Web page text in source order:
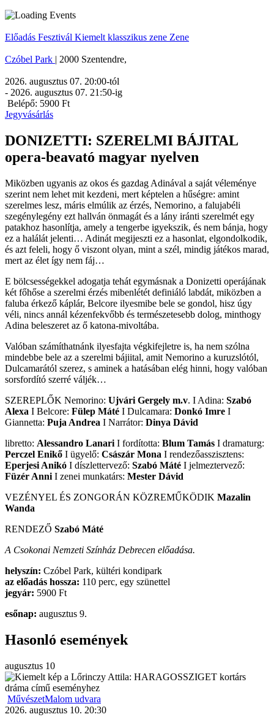
Előadás Fesztivál Kiemelt klasszikus zene Zene
Czóbel Park | 2000 Szentendre,
2026. augusztus 07. 20:00-tól
- 2026. augusztus 07. 21:50-ig
Belépő: 5900 Ft
Jegyvásárlás
DONIZETTI: SZERELMI BÁJITAL
opera-beavató magyar nyelven
Miközben ugyanis az okos és gazdag Adinával a saját véleménye
szerint nem lehet mit kezdeni, mert képtelen a hűségre: amint
szerelmes lesz, máris elmúlik az érzés, Nemorino, a falujabéli
szegénylegény ezt hallván önmagát és a lány iránti szerelmét egy
patakhoz hasonlítja, amely a tengerbe igyekszik, és nem bánja, hogy
ez a halálát jelenti… Adinát megijeszti ez a hasonlat, elgondolkodik,
és azt feleli, hogy ő viszont olyan, mint a szél, mindig játékos marad,
mert az élet így nem fáj…
E bölcsességekkel adogatja tehát egymásnak a Donizetti operájának
két főhőse a szerelmi érzés mibenlétét definiáló labdát, miközben a
faluba érkező káplár, Belcore ilyesmibe bele se gondol, hisz úgy
véli, nincs annál kézenfekvőbb és természetesebb dolog, minthogy
Adina beleszeret az ő katona-mivoltába.
Valóban számíthatnánk ilyesfajta végkifejletre is, ha nem szólna
mindebbe bele az a szerelmi bájiital, amit Nemorino a kuruzslótól,
Dulcamarától szerez, s aminek a hatásában elég hinni, hogy valóban
sorsfordító szerré váljék…
SZEREPLŐK Nemorino: Ujvári Gergely m.v. I Adina: Szabó
Alexa I Belcore: Fülep Máté I Dulcamara: Donkó Imre I
Giannetta: Puja Andrea I Narrátor: Dinya Dávid
libretto: Alessandro Lanari I fordította: Blum Tamás I dramaturg:
Perczel Enikő I ügyelő: Császár Mona I rendezőasszisztens:
Eperjesi Anikó I díszlettervező: Szabó Máté I jelmeztervező:
Füzér Anni I zenei munkatárs: Mester Dávid
VEZÉNYEL ÉS ZONGORÁN KÖZREMŰKÖDIK Mazalin
Wanda
RENDEZŐ Szabó Máté
A Csokonai Nemzeti Színház Debrecen előadása.
helyszín: Czóbel Park, kültéri kondipark
az előadás hossza: 110 perc, egy szünettel
jegyár: 5900 Ft
esőnap: augusztus 9.
Hasonló események
augusztus 10
MűvészetMalom udvara
2026. augusztus 10. 20:30